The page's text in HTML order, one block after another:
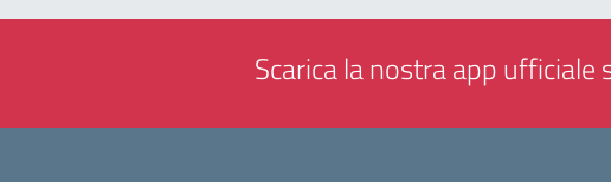
Scarica la nostra app ufficiale